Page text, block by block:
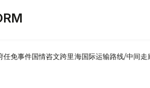
任免事件国情咨文跨里海国际运输路线/中间走